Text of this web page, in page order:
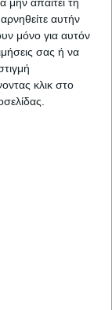
αυτήν
μόνο για αυτόν
σας ή να
κλικ στο
υπάρχει σχέση
της αγελάδας
Οι ερευνητές
και
και σε άλλες
στις
Ή,
και